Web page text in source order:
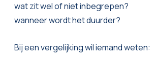
wat zit wel of niet inbegrepen?
wanneer wordt het duurder?
Bij een vergelijking wil iemand weten: